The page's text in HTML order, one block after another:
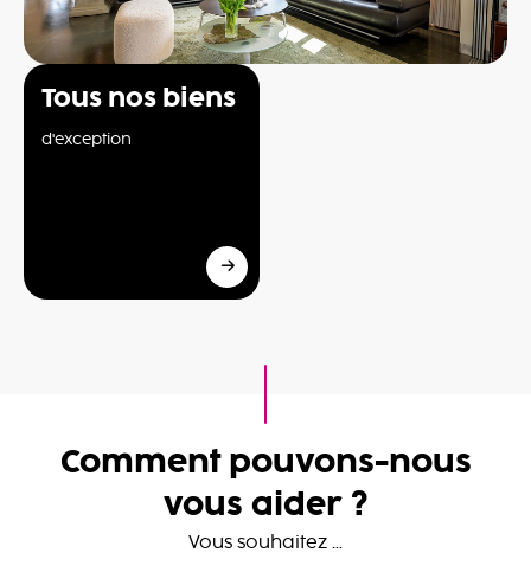
Tous nos biens
d'exception
Comment pouvons-nous
vous aider ?
Vous souhaitez ...